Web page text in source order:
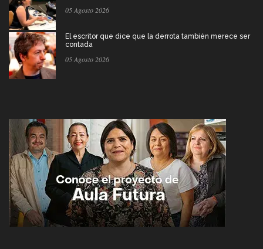
05 Agosto 2026
El escritor que dice que la derrota también merece ser
contada
05 Agosto 2026